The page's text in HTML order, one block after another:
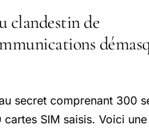
clandestin de
secret comprenant 300
cartes SIM saisis. Voici